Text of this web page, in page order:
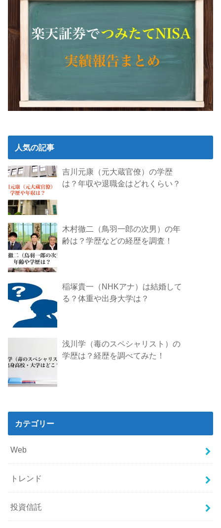
人気の記事
吉川元康（元大蔵官僚）の学歴
は？年収や退職金はどれくらい？
木村徹二（鳥羽一郎の次男）の年
齢は？学歴などの経歴を調査！
稲塚貴一（NHKアナ）は結婚して
る？体重や出身大学は？
浅川学（毒のスペシャリスト）の
学歴は？経歴を調べてみた！
カテゴリー
Web
トレンド
投資信託